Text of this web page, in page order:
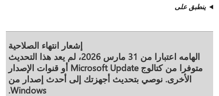
ينطبق على
إشعار انتهاء الصلاحية
الهامه
اعتبارا من 31 مارس 2026، لم يعد هذا التحديث
متوفرا من كتالوج Microsoft Update أو قنوات الإصدار
الأخرى. نوصي بتحديث أجهزتك إلى أحدث إصدار من
Windows.